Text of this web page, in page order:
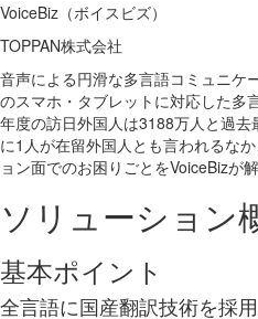
VoiceBiz（ボイスビズ）
TOPPAN株式会社
音声による円滑な多言語コミュニケ
のスマホ・タブレットに対応した多
年度の訪日外国人は3188万人と過
に1人が在留外国人とも言われるな
ョン面でのお困りごとをVoiceBizが
ソリューション
基本ポイント
全言語に国産翻訳技術を採